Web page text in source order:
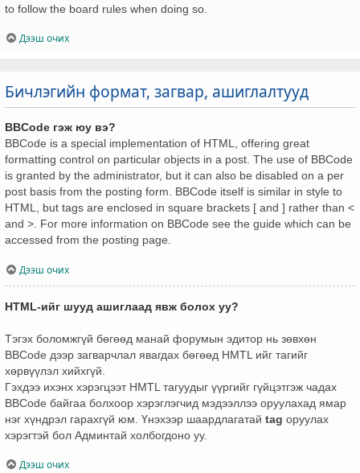
to follow the board rules when doing so.
Дээш очих
Бичлэгийн формат, загвар, ашиглалтууд
BBCode гэж юу вэ?
BBCode is a special implementation of HTML, offering great
formatting control on particular objects in a post. The use of BBCode
is granted by the administrator, but it can also be disabled on a per
post basis from the posting form. BBCode itself is similar in style to
HTML, but tags are enclosed in square brackets [ and ] rather than <
and >. For more information on BBCode see the guide which can be
accessed from the posting page.
Дээш очих
HTML-ийг шууд ашиглаад явж болох уу?
Тэгэх боломжгүй бөгөөд манай форумын эдитор нь зөвхөн
BBCode дээр загварчлал явагдах бөгөөд HMTL ийг тагийг
хөрвүүлэл хийхгүй.
Гэхдээ ихэнх хэрэгцээт HMTL тагуудыг үүргийг гүйцэтгэж чадах
BBCode байгаа болхоор хэрэглэгчид мэдээллээ оруулахад ямар
нэг хүндрэл гарахгүй юм. Үнэхээр шаардлагатай tag оруулах
хэрэгтэй бол Админтай холбогдоно уу.
Дээш очих